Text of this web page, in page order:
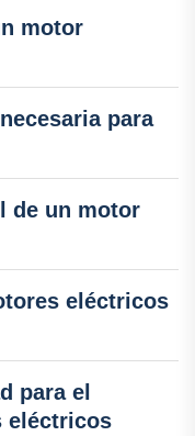
motor
para
de un motor
eléctricos
para el
eléctricos